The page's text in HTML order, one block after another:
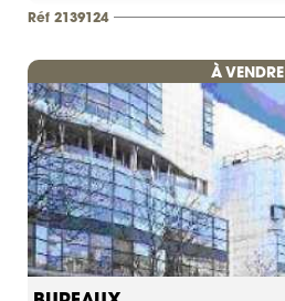
Réf 2139124
À VENDRE